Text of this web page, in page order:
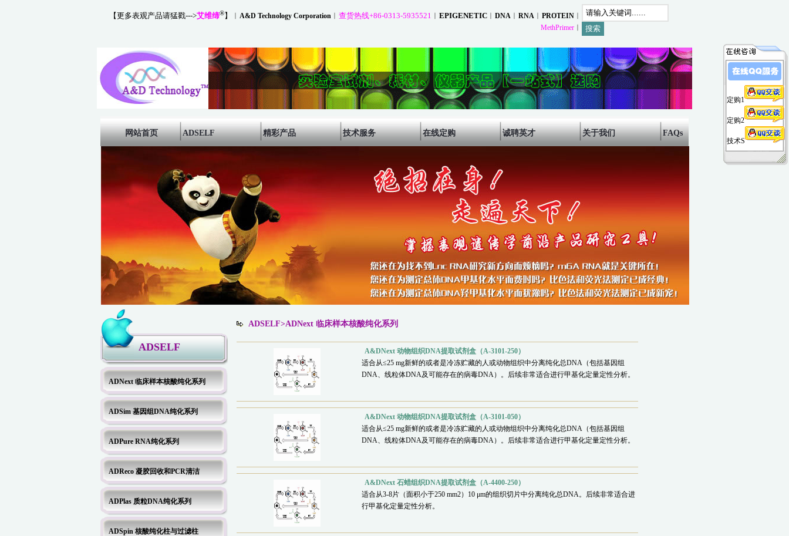
【更多表观产品请猛戳--->艾维缔®】 ︱ A&D Technology Corporation ︱ 查货热线+86-0313-5935521 ︱ EPIGENETIC ︱ DNA ︱ RNA ︱ PROTEIN ︱
MethPrimer ︱
网站首页 ADSELF 精彩产品 技术服务 在线定购 诚聘英才 关于我们 FAQs
ADSELF
ADNext 临床样本核酸纯化系列
ADSim 基因组DNA纯化系列
ADPure RNA纯化系列
ADReco 凝胶回收和PCR清洁
ADPlas 质粒DNA纯化系列
ADSpin 核酸纯化柱与过滤柱
ADSELF>ADNext 临床样本核酸纯化系列
A&DNext 动物组织DNA提取试剂盒（A-3101-250）
适合从≤25 mg新鲜的或者是冷冻贮藏的人或动物组织中分离纯化总DNA（包括基因组
DNA、线粒体DNA及可能存在的病毒DNA）。后续非常适合进行甲基化定量定性分析。
A&DNext 动物组织DNA提取试剂盒（A-3101-050）
适合从≤25 mg新鲜的或者是冷冻贮藏的人或动物组织中分离纯化总DNA（包括基因组
DNA、线粒体DNA及可能存在的病毒DNA）。后续非常适合进行甲基化定量定性分析。
A&DNext 石蜡组织DNA提取试剂盒（A-4400-250）
适合从3-8片（面积小于250 mm2）10 μm的组织切片中分离纯化总DNA。后续非常适合进
行甲基化定量定性分析。
定购1
定购2
技术S